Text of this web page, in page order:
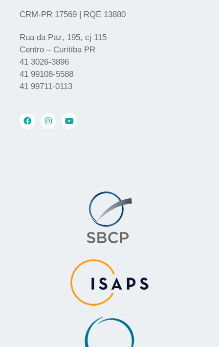
CRM-PR 17569 | RQE 13880
Rua da Paz, 195, cj 115
Centro – Curitiba PR
41 3026-3896
41 99108-5588
41 99711-0113